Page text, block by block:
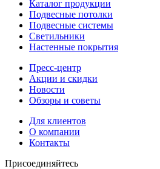
Каталог продукции
Подвесные потолки
Подвесные системы
Светильники
Настенные покрытия
Пресс-центр
Акции и скидки
Новости
Обзоры и советы
Для клиентов
О компании
Контакты
Присоединяйтесь